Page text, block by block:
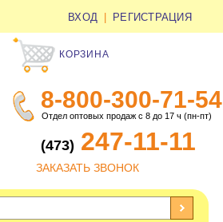
ВХОД РЕГИСТРАЦИЯ
КОРЗИНА
8-800-300-71-54
Отдел оптовых продаж с 8 до 17 ч (пн-пт)
(473) 247-11-11
ЗАКАЗАТЬ ЗВОНОК